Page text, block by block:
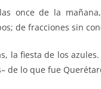
once de la
de fracciones sin
la fiesta de los
de lo que fue